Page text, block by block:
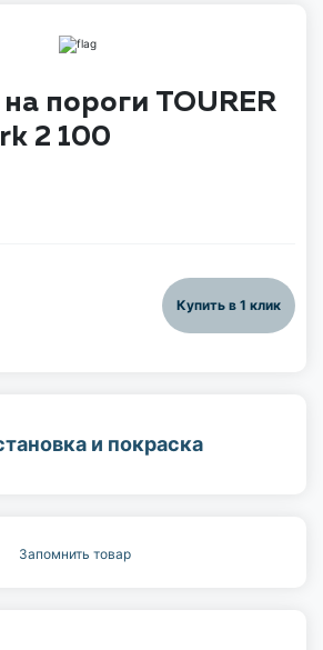
пороги TOURER
2 100
Купить в 1 клик
и покраска
Запомнить товар